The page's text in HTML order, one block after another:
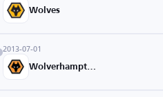
Wolves
2013-07-01